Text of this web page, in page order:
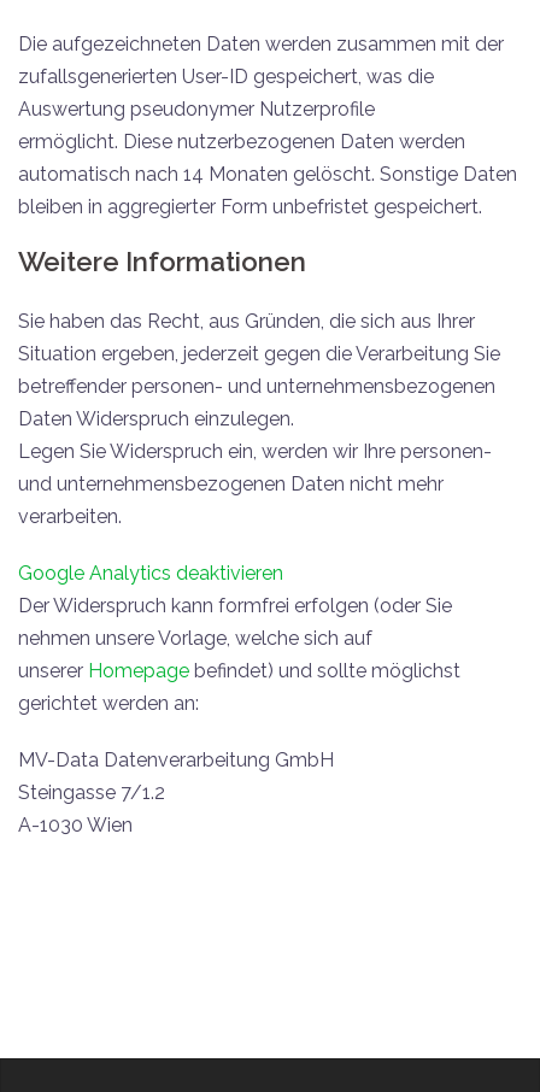
Die aufgezeichneten Daten werden zusammen mit der
zufallsgenerierten User-ID gespeichert, was die
Auswertung pseudonymer Nutzerprofile
ermöglicht. Diese nutzerbezogenen Daten werden
automatisch nach 14 Monaten gelöscht. Sonstige Daten
bleiben in aggregierter Form unbefristet gespeichert.
Weitere Informationen
Sie haben das Recht, aus Gründen, die sich aus Ihrer
Situation ergeben, jederzeit gegen die Verarbeitung Sie
betreffender personen- und unternehmensbezogenen
Daten Widerspruch einzulegen.
Legen Sie Widerspruch ein, werden wir Ihre personen-
und unternehmensbezogenen Daten nicht mehr
verarbeiten.
Google Analytics deaktivieren
Der Widerspruch kann formfrei erfolgen (oder Sie
nehmen unsere Vorlage, welche sich auf
unserer Homepage befindet) und sollte möglichst
gerichtet werden an:
MV-Data Datenverarbeitung GmbH
Steingasse 7/1.2
A-1030 Wien